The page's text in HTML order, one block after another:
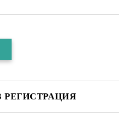
РЕГИСТРАЦИЯ